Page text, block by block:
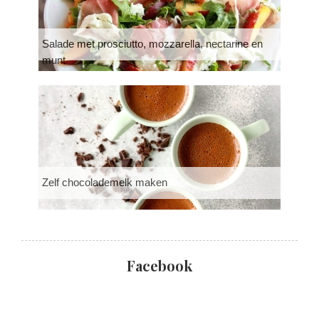
Salade met prosciutto, mozzarella, nectarine en
munt
Zelf chocolademelk maken
Facebook